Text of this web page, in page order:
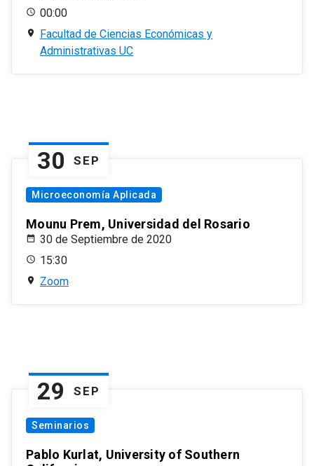
00:00
Facultad de Ciencias Económicas y
Administrativas UC
30 SEP
Microeconomía Aplicada
Mounu Prem, Universidad del Rosario
30 de Septiembre de 2020
15:30
Zoom
29 SEP
Seminarios
Pablo Kurlat, University of Southern